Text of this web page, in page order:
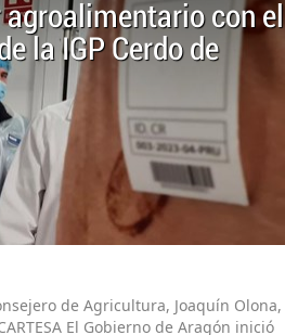
agroalimentario con el
la IGP Cerdo de
de Agricultura, Joaquín Olona,
El Gobierno de Aragón inició